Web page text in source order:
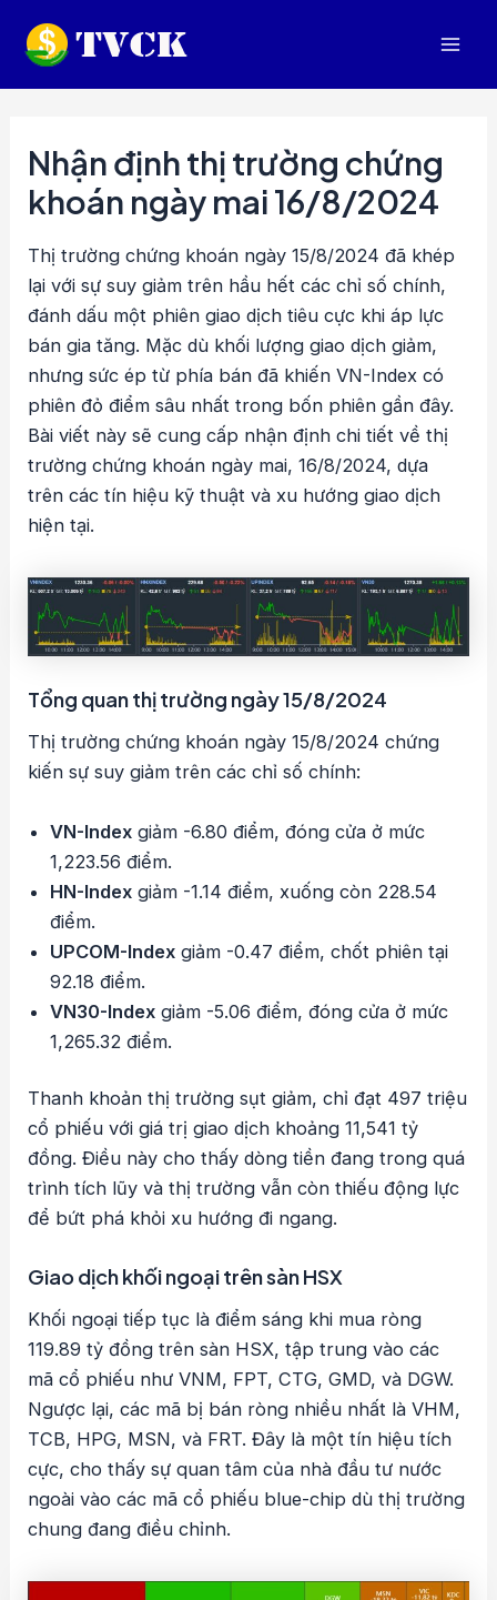
Nhận định thị trường chứng
khoán ngày mai 16/8/2024
Thị trường chứng khoán ngày 15/8/2024 đã khép
lại với sự suy giảm trên hầu hết các chỉ số chính,
đánh dấu một phiên giao dịch tiêu cực khi áp lực
bán gia tăng. Mặc dù khối lượng giao dịch giảm,
nhưng sức ép từ phía bán đã khiến VN-Index có
phiên đỏ điểm sâu nhất trong bốn phiên gần đây.
Bài viết này sẽ cung cấp nhận định chi tiết về thị
trường chứng khoán ngày mai, 16/8/2024, dựa
trên các tín hiệu kỹ thuật và xu hướng giao dịch
hiện tại.
Tổng quan thị trường ngày 15/8/2024
Thị trường chứng khoán ngày 15/8/2024 chứng
kiến sự suy giảm trên các chỉ số chính:
VN-Index giảm -6.80 điểm, đóng cửa ở mức
1,223.56 điểm.
HN-Index giảm -1.14 điểm, xuống còn 228.54
điểm.
UPCOM-Index giảm -0.47 điểm, chốt phiên tại
92.18 điểm.
VN30-Index giảm -5.06 điểm, đóng cửa ở mức
1,265.32 điểm.
Thanh khoản thị trường sụt giảm, chỉ đạt 497 triệu
cổ phiếu với giá trị giao dịch khoảng 11,541 tỷ
đồng. Điều này cho thấy dòng tiền đang trong quá
trình tích lũy và thị trường vẫn còn thiếu động lực
để bứt phá khỏi xu hướng đi ngang.
Giao dịch khối ngoại trên sàn HSX
Khối ngoại tiếp tục là điểm sáng khi mua ròng
119.89 tỷ đồng trên sàn HSX, tập trung vào các
mã cổ phiếu như VNM, FPT, CTG, GMD, và DGW.
Ngược lại, các mã bị bán ròng nhiều nhất là VHM,
TCB, HPG, MSN, và FRT. Đây là một tín hiệu tích
cực, cho thấy sự quan tâm của nhà đầu tư nước
ngoài vào các mã cổ phiếu blue-chip dù thị trường
chung đang điều chỉnh.